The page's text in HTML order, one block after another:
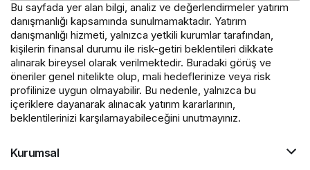
Bu sayfada yer alan bilgi, analiz ve değerlendirmeler yatırım
danışmanlığı kapsamında sunulmamaktadır. Yatırım
danışmanlığı hizmeti, yalnızca yetkili kurumlar tarafından,
kişilerin finansal durumu ile risk-getiri beklentileri dikkate
alınarak bireysel olarak verilmektedir. Buradaki görüş ve
öneriler genel nitelikte olup, mali hedeflerinize veya risk
profilinize uygun olmayabilir. Bu nedenle, yalnızca bu
içeriklere dayanarak alınacak yatırım kararlarının,
beklentilerinizi karşılamayabileceğini unutmayınız.
Kurumsal